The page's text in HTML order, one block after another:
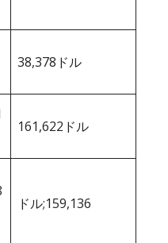
38,378ドル
161,622ドル
ドル;159,136